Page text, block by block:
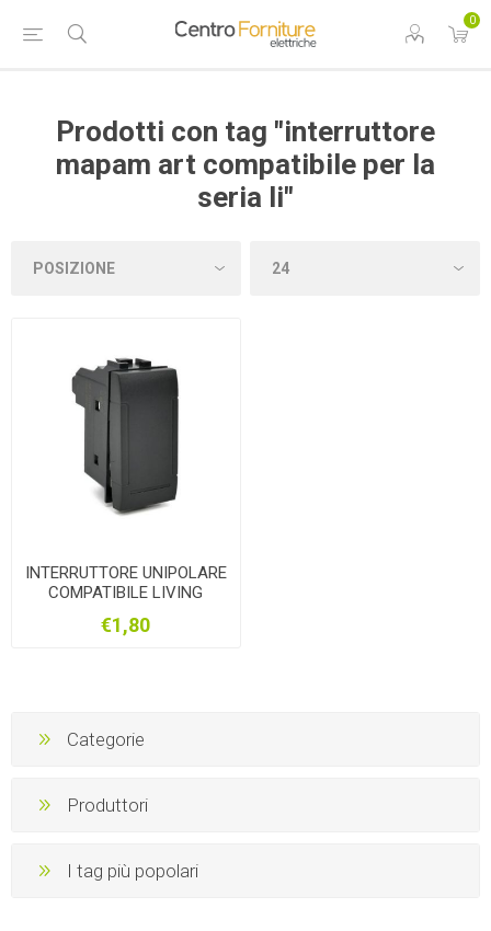
0
Prodotti con tag "interruttore
mapam art compatibile per la
seria li"
INTERRUTTORE UNIPOLARE
COMPATIBILE LIVING
€1,80
Categorie
Produttori
I tag più popolari